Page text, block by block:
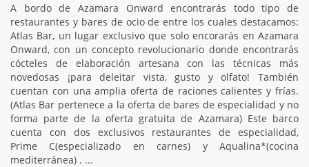
A bordo de Azamara Onward encontrarás todo tipo de
restaurantes y bares de ocio de entre los cuales destacamos:
Atlas Bar, un lugar exclusivo que solo encorarás en Azamara
Onward, con un concepto revolucionario donde encontrarás
cócteles de elaboración artesana con las técnicas más
novedosas ¡para deleitar vista, gusto y olfato! También
cuentan con una amplia oferta de raciones calientes y frías.
(Atlas Bar pertenece a la oferta de bares de especialidad y no
forma parte de la oferta gratuita de Azamara) Este barco
cuenta con dos exclusivos restaurantes de especialidad,
Prime C(especializado en carnes) y Aqualina*(cocina
mediterránea) . ...